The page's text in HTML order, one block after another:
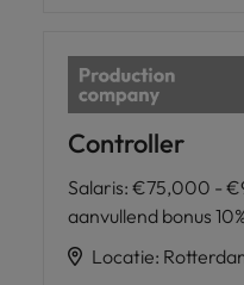
Controller
Salaris: €75,000 -
aanvullend bonus
Locatie: